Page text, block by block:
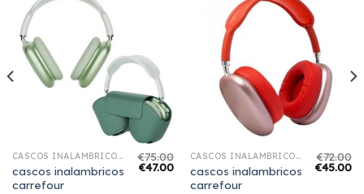
CASCOS INALAMBRICOS CARREFOUR
cascos inalambricos
carrefour
€75.00
€47.00
CASCOS INALAMBRICOS CARREFOUR
cascos inalambricos
carrefour
€72.00
€45.00